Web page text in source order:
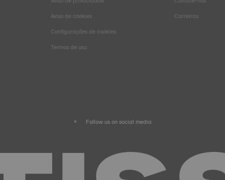
Aviso de cookies
Configurações de cookies
Termos de uso
Carreiras
Follow us on social media